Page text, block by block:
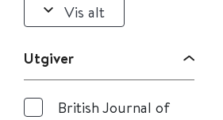
Vis alt
Utgiver
British Journal of